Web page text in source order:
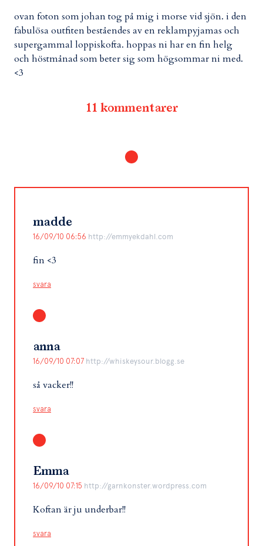
ovan foton som johan tog på mig i morse vid sjön. i den
fabulösa outfiten beståendes av en reklampyjamas och
supergammal loppiskofta. hoppas ni har en fin helg
och höstmånad som beter sig som högsommar ni med.
<3
11 kommentarer
madde
16/09/10 06:56 http://emmyekdahl.com
fin <3
svara
anna
16/09/10 07:07 http://whiskeysour.blogg.se
så vacker!!
svara
Emma
16/09/10 07:15 http://garnkonster.wordpress.com
Koftan är ju underbar!!
svara